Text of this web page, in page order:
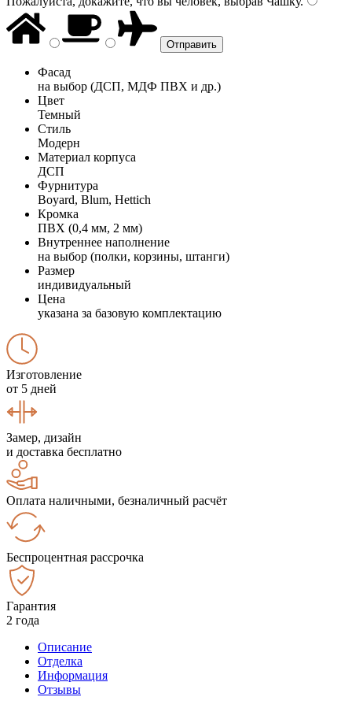
Фасад
на выбор (ДСП, МДФ ПВХ и др.)
Цвет
Темный
Стиль
Модерн
Материал корпуса
ДСП
Фурнитура
Boyard, Blum, Hettich
Кромка
ПВХ (0,4 мм, 2 мм)
Внутреннее наполнение
на выбор (полки, корзины, штанги)
Размер
индивидуальный
Цена
указана за базовую комплектацию
Изготовление
от 5 дней
Замер, дизайн
и доставка бесплатно
Оплата наличными, безналичный расчёт
Беспроцентная рассрочка
Гарантия
2 года
Описание
Отделка
Информация
Отзывы